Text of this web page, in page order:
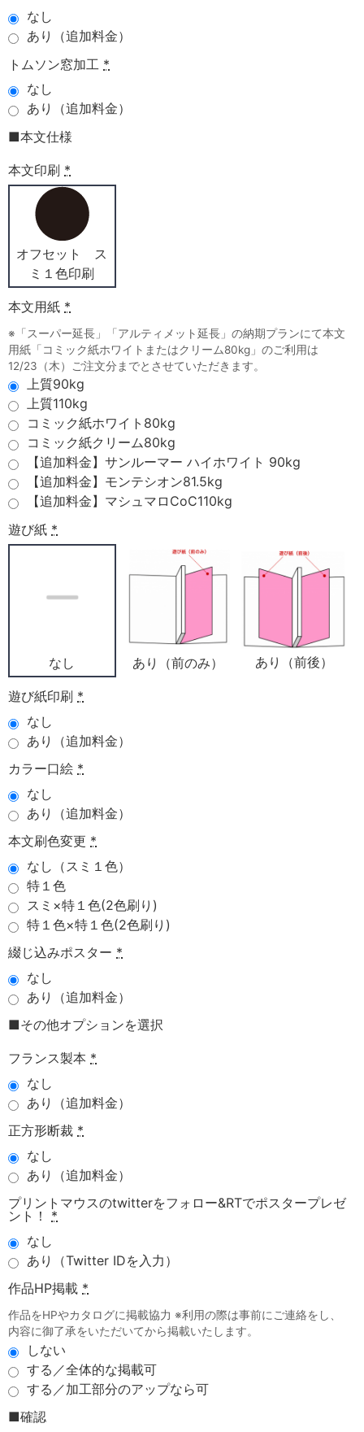
なし
あり（追加料金）
トムソン窓加工 *
なし
あり（追加料金）
■本文仕様
本文印刷 *
オフセット ス
ミ１色印刷
本文用紙 *
※「スーパー延長」「アルティメット延長」の納期プランにて本文
用紙「コミック紙ホワイトまたはクリーム80kg」のご利用は
12/23（木）ご注文分までとさせていただきます。
上質90kg
上質110kg
コミック紙ホワイト80kg
コミック紙クリーム80kg
【追加料金】サンルーマー ハイホワイト 90kg
【追加料金】モンテシオン81.5kg
【追加料金】マシュマロCoC110kg
遊び紙 *
なし あり（前のみ） あり（前後）
遊び紙印刷 *
なし
あり（追加料金）
カラー口絵 *
なし
あり（追加料金）
本文刷色変更 *
なし（スミ１色）
特１色
スミ×特１色(2色刷り)
特１色×特１色(2色刷り)
綴じ込みポスター *
なし
あり（追加料金）
■その他オプションを選択
フランス製本 *
なし
あり（追加料金）
正方形断裁 *
なし
あり（追加料金）
プリントマウスのtwitterをフォロー&RTでポスタープレゼ
ント！
*
なし
あり（Twitter IDを入力）
作品HP掲載 *
作品をHPやカタログに掲載協力 ※利用の際は事前にご連絡をし、
内容に御了承をいただいてから掲載いたします。
しない
する／全体的な掲載可
する／加工部分のアップなら可
■確認